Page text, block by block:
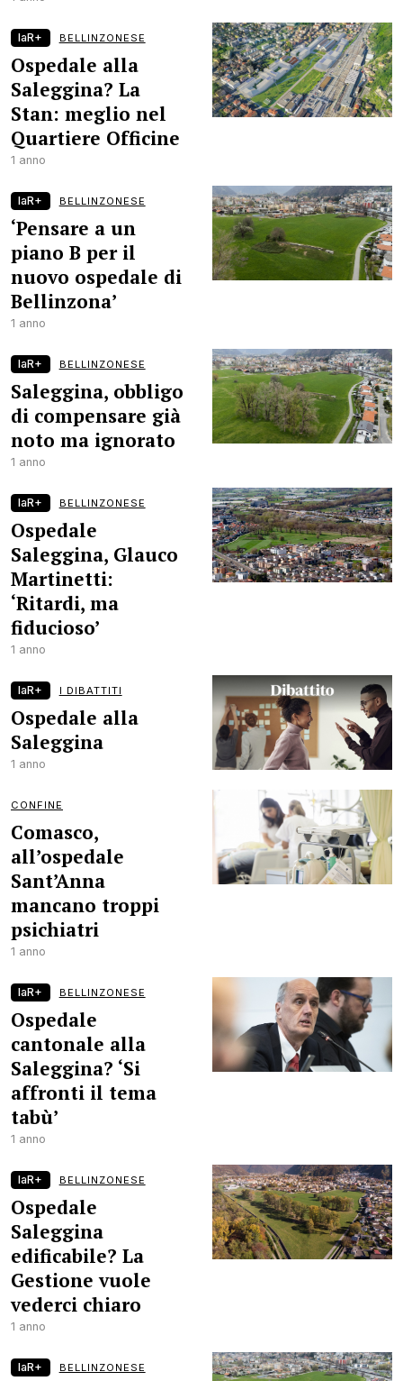
laR+ BELLINZONESE
Ospedale alla
Saleggina? La
Stan: meglio nel
Quartiere Officine
1 anno
laR+ BELLINZONESE
‘Pensare a un
piano B per il
nuovo ospedale di
Bellinzona’
1 anno
laR+ BELLINZONESE
Saleggina, obbligo
di compensare già
noto ma ignorato
1 anno
laR+ BELLINZONESE
Ospedale
Saleggina, Glauco
Martinetti:
‘Ritardi, ma
fiducioso’
1 anno
laR+ I DIBATTITI
Ospedale alla
Saleggina
1 anno
CONFINE
Comasco,
all’ospedale
Sant’Anna
mancano troppi
psichiatri
1 anno
laR+ BELLINZONESE
Ospedale
cantonale alla
Saleggina? ‘Si
affronti il tema
tabù’
1 anno
laR+ BELLINZONESE
Ospedale
Saleggina
edificabile? La
Gestione vuole
vederci chiaro
1 anno
laR+ BELLINZONESE